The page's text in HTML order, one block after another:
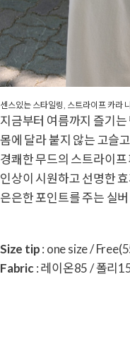
센스있는 스타일링, 스트라이프 카라
지금부터 여름까지 즐기는
몸에 달라 붙지 않는 고슬
경쾌한 무드의 스트라이프
인상이 시원하고 선명한
은은한 포인트를 주는 실
Size tip: one size /
Fabric: 레이온85 / 폴리